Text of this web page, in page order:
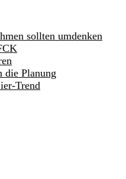
sollten umdenken
die Planung
Trend